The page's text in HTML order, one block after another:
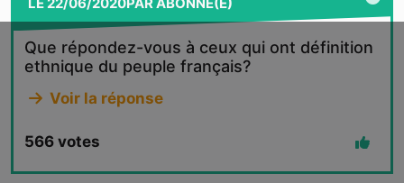
Que répondez-vous à ceux qui ont définition
ethnique du peuple français?
Voir la réponse
566 votes